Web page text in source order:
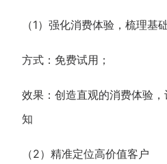
（1）强化消费体验，梳理基
方式：免费试用；
效果：创造直观的消费体验
知
（2）精准定位高价值客户